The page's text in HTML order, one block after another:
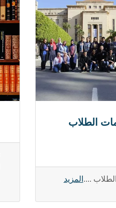
الطلاب
.... المزيد